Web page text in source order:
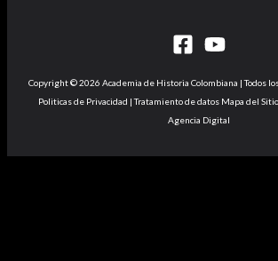
Copyright © 2026 Academia de Historia Colombiana | Todos
Politicas de Privacidad | Tratamiento de datos Mapa del
Agencia Digital